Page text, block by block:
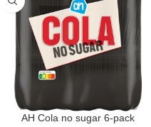
AH Cola no sugar 6-pack